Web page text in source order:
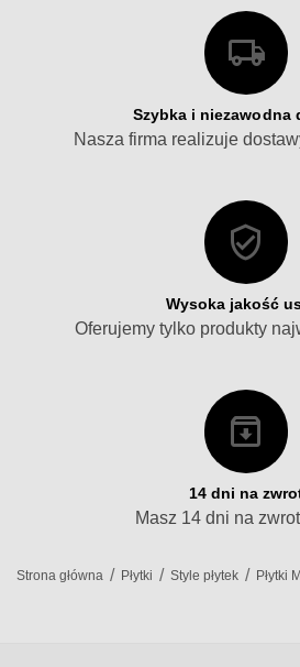
Szybka i niezawodna
Nasza firma realizuje
Wysoka jakość
Oferujemy tylko produkty
14 dni na
Masz 14 dni na
Strona główna / Płytki / Style płytek / Płytki